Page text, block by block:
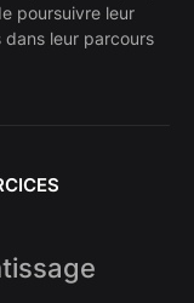
poursuivre leur
leur parcours